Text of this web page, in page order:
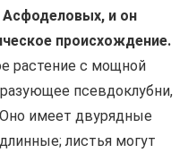
и он
происхождение.
растение с мощной
псевдоклубни,
имеет двурядные
листья могут